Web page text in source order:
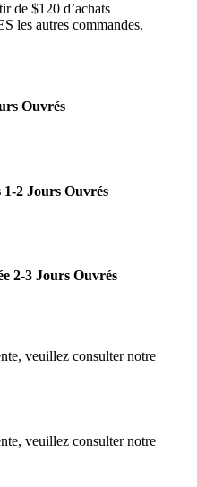
de $120 d’achats
les autres commandes.
Ouvrés
2 Jours Ouvrés
2-3 Jours Ouvrés
veuillez consulter notre
veuillez consulter notre